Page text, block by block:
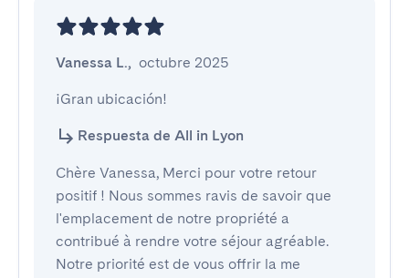
Vanessa L., octubre 2025
¡Gran ubicación!
Respuesta de All in Lyon
Chère Vanessa, Merci pour votre retour
positif ! Nous sommes ravis de savoir que
l'emplacement de notre propriété a
contribué à rendre votre séjour agréable.
Notre priorité est de vous offrir la me